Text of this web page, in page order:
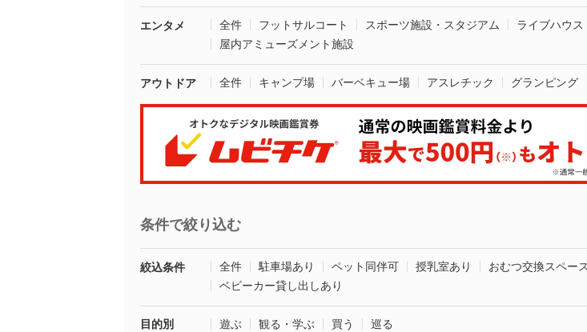
エンタメ 全件 フットサルコート スポーツ施設・スタジアム ライブハウス
屋内アミューズメント施設
アウトドア 全件 キャンプ場 バーベキュー場 アスレチック グランピング
条件で絞り込む
絞込条件 全件 駐車場あり ペット同伴可 授乳室あり
おむつ交換スペー
ベビーカー貸し出しあり
目的別 遊ぶ 観る・学ぶ 買う 巡る